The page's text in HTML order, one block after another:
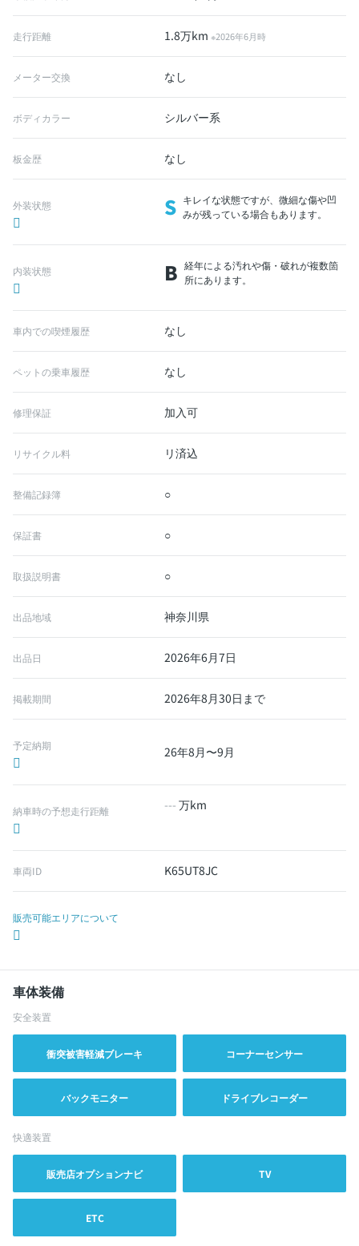
走行距離 1.8万km※2026年6月時
メーター交換 なし
ボディカラー シルバー系
板金歴 なし
外装状態 S キレイな状態ですが、微細な傷や凹
みが残っている場合もあります。
内装状態 B 経年による汚れや傷・破れが複数箇
所にあります。
車内での喫煙履歴 なし
ペットの乗車履歴 なし
修理保証 加入可
リサイクル料 リ済込
整備記録簿 ○
保証書 ○
取扱説明書 ○
出品地域 神奈川県
出品日 2026年6月7日
掲載期間 2026年8月30日まで
予定納期 26年8月〜9月
納車時の予想走行距離 --- 万km
車両ID K65UT8JC
販売可能エリアについて
車体装備
安全装置
衝突被害軽減ブレーキ コーナーセンサー
バックモニター ドライブレコーダー
快適装置
販売店オプションナビ TV
ETC